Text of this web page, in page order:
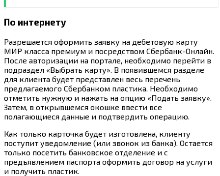
По интернету
Разрешается оформить заявку на дебетовую карту
МИР класса премиум и посредством Сбербанк-Онлайн.
После авторизации на портале, необходимо перейти в
подраздел «Выбрать карту». В появившемся разделе
для клиента будет представлен весь перечень
предлагаемого Сбербанком пластика. Необходимо
отметить нужную и нажать на опцию «Подать заявку».
Затем, в открывшемся окошке ввести все
полагающиеся данные и подтвердить операцию.
Как только карточка будет изготовлена, клиенту
поступит уведомление (или звонок из банка). Остается
только посетить банковское отделение и с
предъявлением паспорта оформить договор на услуги
и получить пластик.